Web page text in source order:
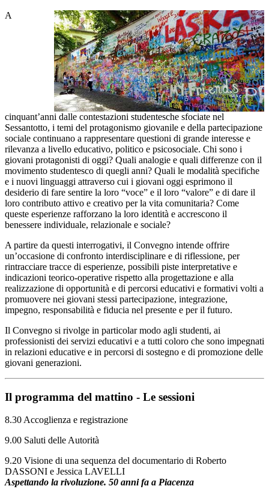
A
cinquant’anni dalle contestazioni studentesche sfociate nel
Sessantotto, i temi del protagonismo giovanile e della partecipazione
sociale continuano a rappresentare questioni di grande interesse e
rilevanza a livello educativo, politico e psicosociale. Chi sono i
giovani protagonisti di oggi? Quali analogie e quali differenze con il
movimento studentesco di quegli anni? Quali le modalità specifiche
e i nuovi linguaggi attraverso cui i giovani oggi esprimono il
desiderio di fare sentire la loro “voce” e il loro “valore” e di dare il
loro contributo attivo e creativo per la vita comunitaria? Come
queste esperienze rafforzano la loro identità e accrescono il
benessere individuale, relazionale e sociale?
A partire da questi interrogativi, il Convegno intende offrire
un’occasione di confronto interdisciplinare e di riflessione, per
rintracciare tracce di esperienze, possibili piste interpretative e
indicazioni teorico-operative rispetto alla progettazione e alla
realizzazione di opportunità e di percorsi educativi e formativi volti a
promuovere nei giovani stessi partecipazione, integrazione,
impegno, responsabilità e fiducia nel presente e per il futuro.
Il Convegno si rivolge in particolar modo agli studenti, ai
professionisti dei servizi educativi e a tutti coloro che sono impegnati
in relazioni educative e in percorsi di sostegno e di promozione delle
giovani generazioni.
Il programma del mattino - Le sessioni
8.30 Accoglienza e registrazione
9.00 Saluti delle Autorità
9.20 Visione di una sequenza del documentario di Roberto
DASSONI e Jessica LAVELLI
Aspettando la rivoluzione. 50 anni fa a Piacenza